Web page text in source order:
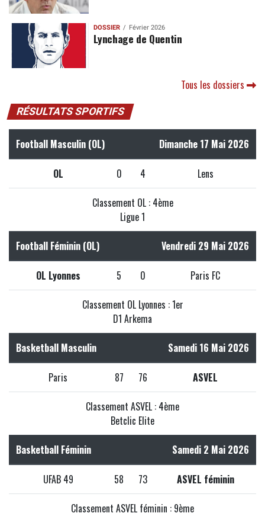
DOSSIER Février 2026
Lynchage de Quentin
Tous les dossiers
RÉSULTATS SPORTIFS
Football Masculin (OL) Dimanche 17 Mai 2026
OL 0 4 Lens
Classement OL : 4ème
Ligue 1
Football Féminin (OL) Vendredi 29 Mai 2026
OL Lyonnes 5 0 Paris FC
Classement OL Lyonnes : 1er
D1 Arkema
Basketball Masculin Samedi 16 Mai 2026
Paris 87 76 ASVEL
Classement ASVEL : 4ème
Betclic Elite
Basketball Féminin Samedi 2 Mai 2026
UFAB 49 58 73 ASVEL féminin
Classement ASVEL féminin : 9ème